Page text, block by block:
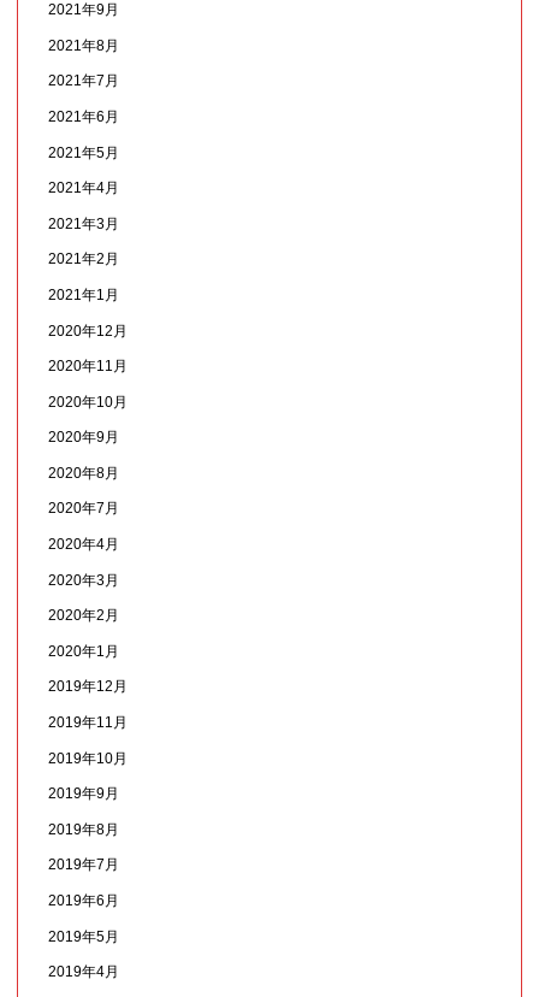
2021年9月
2021年8月
2021年7月
2021年6月
2021年5月
2021年4月
2021年3月
2021年2月
2021年1月
2020年12月
2020年11月
2020年10月
2020年9月
2020年8月
2020年7月
2020年4月
2020年3月
2020年2月
2020年1月
2019年12月
2019年11月
2019年10月
2019年9月
2019年8月
2019年7月
2019年6月
2019年5月
2019年4月